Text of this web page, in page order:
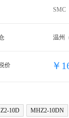
SMC
温州
价 ￥
10D
MHZ2-10DN